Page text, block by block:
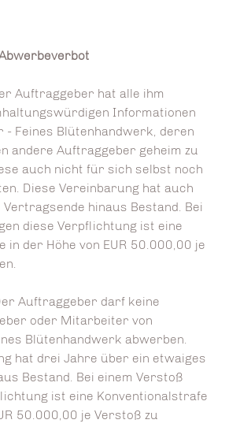
Auftraggeber hat alle ihm
Informationen
Feines Blütenhandwerk, deren
andere Auftraggeber geheim zu
auch nicht für sich selbst noch
Diese Vereinbarung hat auch
hinaus Bestand. Bei
diese Verpflichtung ist eine
in der Höhe von EUR 50.000,00 je
Auftraggeber darf keine
oder Mitarbeiter von
Blütenhandwerk abwerben.
hat drei Jahre über ein etwaiges
Bestand. Bei einem Verstoß
ist eine Konventionalstrafe
50.000,00 je Verstoß zu